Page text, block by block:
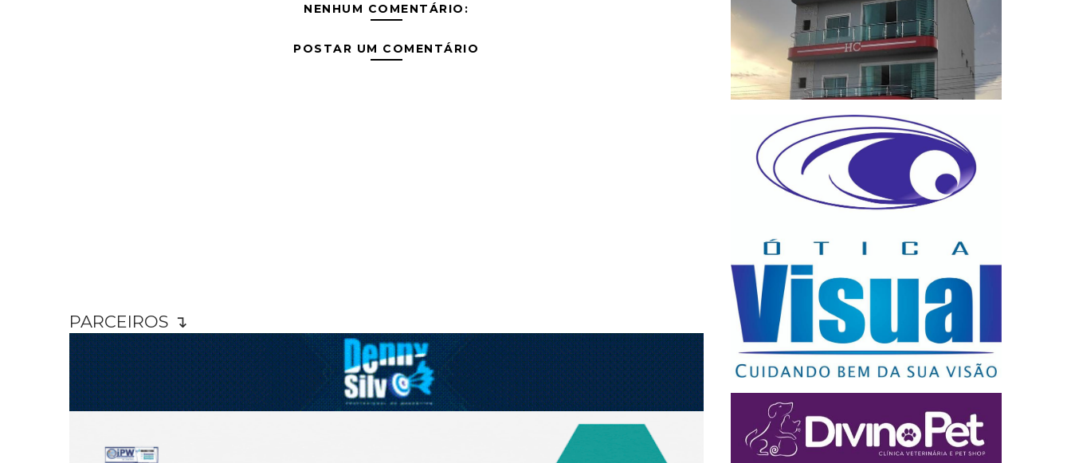
NENHUM COMENTÁRIO:
POSTAR UM COMENTÁRIO
PARCEIROS ↴